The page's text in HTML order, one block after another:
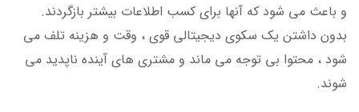
و باعث می شود که آنها برای کسب اطلاعات بیشتر بازگردند.
بدون داشتن یک سکوی دیجیتالی قوی ، وقت و هزینه تلف می
شود ، محتوا بی توجه می ماند و مشتری های آینده ناپدید می
شوند.